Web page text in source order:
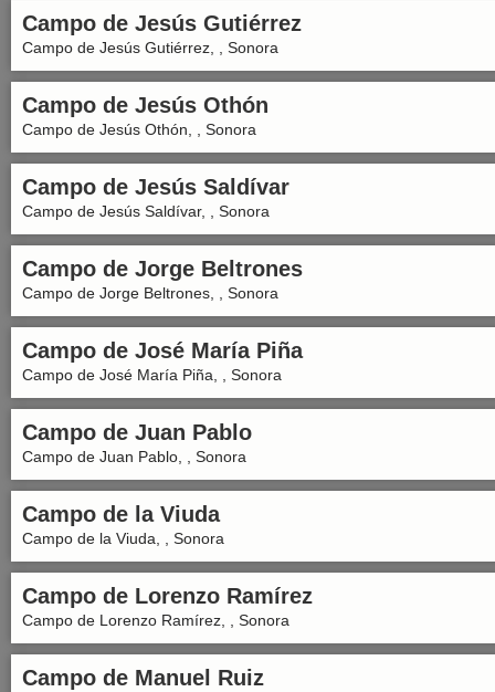
Campo de Jesús Gutiérrez
Campo de Jesús Gutiérrez, , Sonora
Campo de Jesús Othón
Campo de Jesús Othón, , Sonora
Campo de Jesús Saldívar
Campo de Jesús Saldívar, , Sonora
Campo de Jorge Beltrones
Campo de Jorge Beltrones, , Sonora
Campo de José María Piña
Campo de José María Piña, , Sonora
Campo de Juan Pablo
Campo de Juan Pablo, , Sonora
Campo de la Viuda
Campo de la Viuda, , Sonora
Campo de Lorenzo Ramírez
Campo de Lorenzo Ramírez, , Sonora
Campo de Manuel Ruiz